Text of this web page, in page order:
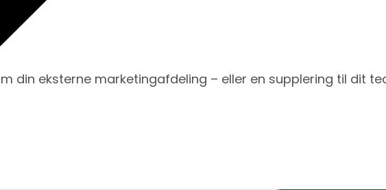
din eksterne marketingafdeling – eller en supplering til dit